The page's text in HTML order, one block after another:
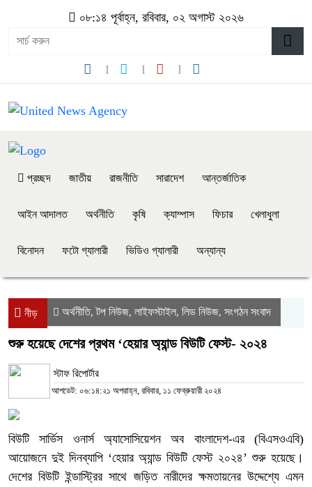
০৮:১৪ পূর্বাহ্ন, রবিবার, ০২ অগাস্ট ২০২৬
প্রচ্ছদ জাতীয় রাজনীতি সারাদেশ আন্তর্জাতিক
আইন আদালত অর্থনীতি কৃষি ক্যাম্পাস ফিচার খেলাধুলা
বিনোদন ফটো গ্যালারী ভিডিও গ্যালারী অন্যান্য
নীড় অর্থনীতি,টপ নিউজ, লাইফস্টাইল, লিড নিউজ, সংগঠন সংবাদ
শুরু হয়েছে দেশের প্রথম ‘হেয়ার অ্যান্ড বিউটি ফেস্ট- ২০২৪
স্টাফ রিপোর্টার
আপডেট: ০৬:১৪:২১ অপরাহ্ন, রবিবার, ১১ ফেব্রুয়ারী ২০২৪
বিউটি সার্ভিস ওনার্স অ্যাসোসিয়েশন অব বাংলাদেশ-এর (বিএসওএবি)
আয়োজনে দুই দিনব্যাপি ‘হেয়ার অ্যান্ড বিউটি ফেস্ট ২০২৪’ শুরু হয়েছে।
দেশের বিউটি ইন্ডাস্ট্রির সাথে জড়িত নারীদের ক্ষমতায়নের উদ্দেশ্যে এমন